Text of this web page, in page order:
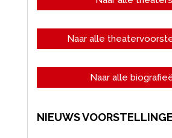
Naar alle
Naar alle
NIEUWS